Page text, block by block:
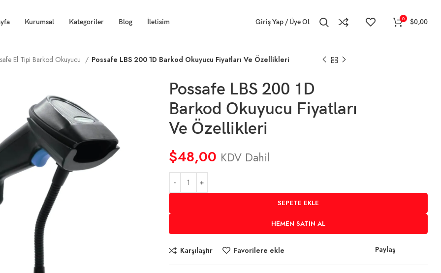
Kurumsal Kategoriler Blog İletisim Giriş Yap / Üye Ol 0 $0,00
El Tipi Barkod Okuyucu Possafe LBS 200 1D Barkod Okuyucu Fiyatları Ve Özellikleri
Possafe LBS 200 1D
Barkod Okuyucu Fiyatları
Ve Özellikleri
$48,00 KDV Dahil
SEPETE EKLE
HEMEN SATIN AL
Karşılaştır Favorilere ekle Paylaş